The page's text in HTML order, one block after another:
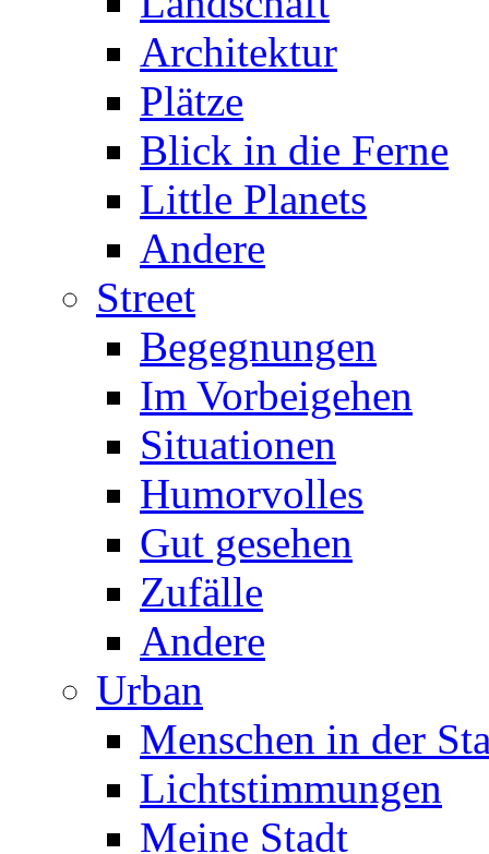
Architektur
Plätze
Blick in die Ferne
Little Planets
Andere
Street
Begegnungen
Im Vorbeigehen
Situationen
Humorvolles
Gut gesehen
Zufälle
Andere
Urban
Menschen in der
Lichtstimmungen
Meine Stadt